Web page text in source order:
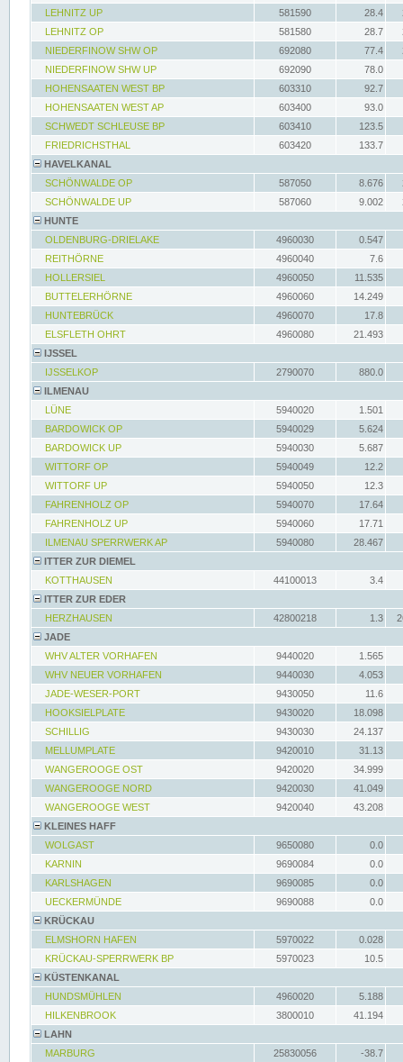
LEHNITZ UP
581590 28.4
LEHNITZ OP
581580 28.7
NIEDERFINOW SHW OP
692080 77.4
NIEDERFINOW SHW UP
692090
78.0
HOHENSAATEN WEST BP
603310
92.7
HOHENSAATEN WEST AP
603400
93.0
SCHWEDT SCHLEUSE BP
603410
123.5
FRIEDRICHSTHAL
603420
133.7
HAVELKANAL
SCHÖNWALDE OP
587050 8.676
SCHÖNWALDE UP
587060 9.002
HUNTE
OLDENBURG-DRIELAKE
4960030
0.547
REITHÖRNE
4960040
7.6
HOLLERSIEL
4960050
11.535
BUTTELERHÖRNE
4960060
14.249
HUNTEBRÜCK
4960070
17.8
ELSFLETH OHRT
4960080
21.493
IJSSEL
IJSSELKOP
2790070
880.0
ILMENAU
LÜNE
5940020
1.501
BARDOWICK OP
5940029
5.624
BARDOWICK UP
5940030
5.687
WITTORF OP
5940049
12.2
WITTORF UP
5940050
12.3
FAHRENHOLZ OP
5940070
17.64
FAHRENHOLZ UP
5940060
17.71
ILMENAU SPERRWERK AP
5940080
28.467
ITTER ZUR DIEMEL
KOTTHAUSEN
44100013
3.4
ITTER ZUR EDER
HERZHAUSEN
42800218 1.3
JADE
WHV ALTER VORHAFEN
9440020
1.565
WHV NEUER VORHAFEN
9440030
4.053
JADE-WESER-PORT
9430050
11.6
HOOKSIELPLATE
9430020
18.098
SCHILLIG
9430030
24.137
MELLUMPLATE
9420010
31.13
WANGEROOGE OST
9420020
34.999
WANGEROOGE NORD
9420030
41.049
WANGEROOGE WEST
9420040
43.208
KLEINES HAFF
WOLGAST
9650080
0.0
KARNIN
9690084
0.0
KARLSHAGEN
9690085
0.0
UECKERMÜNDE
9690088
0.0
KRÜCKAU
ELMSHORN HAFEN
5970022
0.028
KRÜCKAU-SPERRWERK BP
5970023
10.5
KÜSTENKANAL
HUNDSMÜHLEN
4960020
5.188
HILKENBROOK
3800010
41.194
LAHN
MARBURG
25830056
-38.7